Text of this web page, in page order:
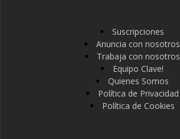
Suscripciones
Anuncia con nosotros
Trabaja con nosotros
Equipo Clave!
Quienes Somos
Política de Privacidad
Política de Cookies